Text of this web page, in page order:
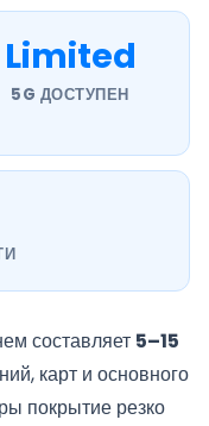
Limited
5G ДОСТУПЕН
составляет 5–15
карт и основного
покрытие резко